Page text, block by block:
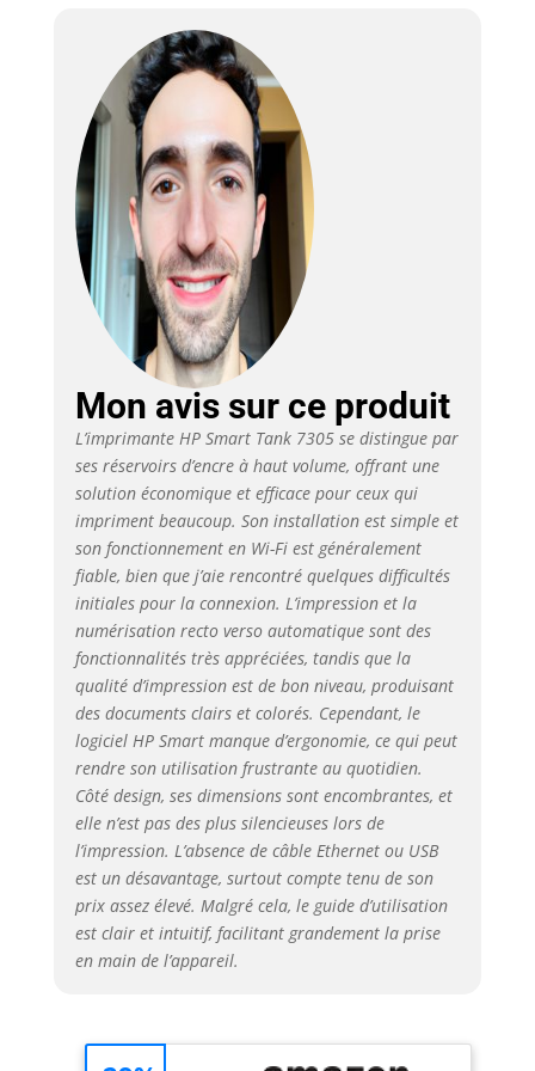
ou au bureau avec
jusqu'à 3 ans de
cartouches d'encre
inclus dans la boîte
Recharge simple et
sans éclaboussures :
Le système unique de
réservoir d’encre de
HP vous offre un
rechargement facile,
pratique et propre
avec des flacons
votre productivité avec
HP Smart App :
Imprimez, numérisez
et copiez depuis votre
smartphone avec
l’application HP Smart
Connectivité totale :
smartphone, tablette,
Wifi, Ethernet, USB,
Google Drive, Dropbox
Enchaînez les
documents de
plusieurs pages avec
l'impression recto-
verso automatique
Bénéficiez de
connexions plus
rapides, plus fiables
avec le Wi-Fi double
bande Cette
imprimante est
compatible avec les
consommables
bouteille d’encre HP 31
Mon avis sur ce produit
L’imprimante HP Smart Tank 7305 se distingue par
ses réservoirs d’encre à haut volume, offrant une
solution économique et efficace pour ceux qui
impriment beaucoup. Son installation est simple et
son fonctionnement en Wi-Fi est généralement
fiable, bien que j’aie rencontré quelques difficultés
initiales pour la connexion. L’impression et la
numérisation recto verso automatique sont des
fonctionnalités très appréciées, tandis que la
qualité d’impression est de bon niveau, produisant
des documents clairs et colorés. Cependant, le
logiciel HP Smart manque d’ergonomie, ce qui peut
rendre son utilisation frustrante au quotidien.
Côté design, ses dimensions sont encombrantes, et
elle n’est pas des plus silencieuses lors de
l’impression. L’absence de câble Ethernet ou USB
est un désavantage, surtout compte tenu de son
prix assez élevé. Malgré cela, le guide d’utilisation
est clair et intuitif, facilitant grandement la prise
en main de l’appareil.